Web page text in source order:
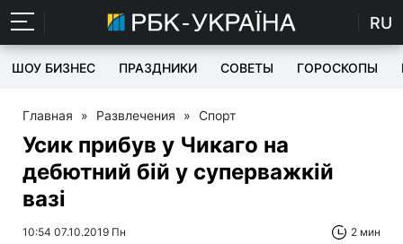
RU
ШОУ БИЗНЕС ПРАЗДНИКИ СОВЕТЫ ГОРОСКОПЫ
Главная » Развлечения » Спорт
Усик прибув у Чикаго на
дебютний бій у суперважкій
вазі
10:54 07.10.2019 Пн 2 мин